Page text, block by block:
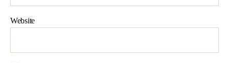
Website